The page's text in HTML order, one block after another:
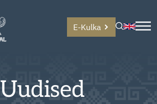
E-Kulka
Uudised